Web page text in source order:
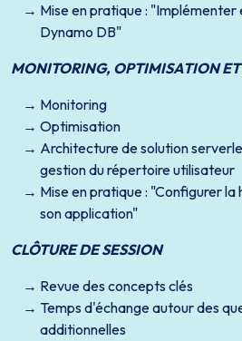
Mise en pratique :
Dynamo DB"
MONITORING, OPTIMISATION ET
Monitoring
Optimisation
Architecture de solution
gestion du répertoire utilisateur
Mise en pratique : "Configurer
son application"
CLÔTURE DE SESSION
Revue des concepts clés
Temps d'échange autour des
additionnelles